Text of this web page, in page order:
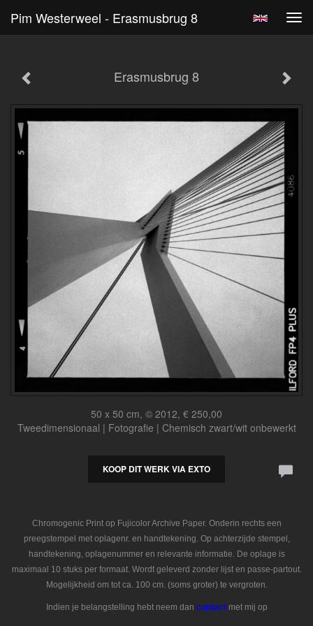
Pim Westerweel - Erasmusbrug 8
Erasmusbrug 8
50 x 50 cm, © 2012, € 250,00
Tweedimensionaal | Fotografie | Chemisch zwart/wit onbewerkt
KOOP DIT WERK VIA EXTO
Chromogenic Print op Fujicolor Archive Paper. Onderin rechts een
preegstempel met oplagenr. en handtekening. Op achterzijde stempel,
handtekening, oplagenummer en relevante informatie. De oplage is
maximaal 10 stuks per formaat. Wordt geleverd zonder lijst en passe-partout.
Mogelijkheid om tot ca. 100 cm. (soms groter) te vergroten.
Indien je belangstelling hebt neem dan contactmet mij op